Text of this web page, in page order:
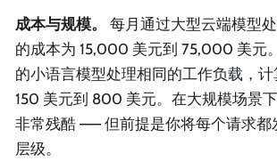
成本与规模。
每月通过大型云端模型
的成本为 15,000 美元到 75,000 美元
的小语言模型处理相同的工作负载，
150 美元到 800 美元。在大规模场景
非常残酷 —— 但前提是你将每个请求都
层级。